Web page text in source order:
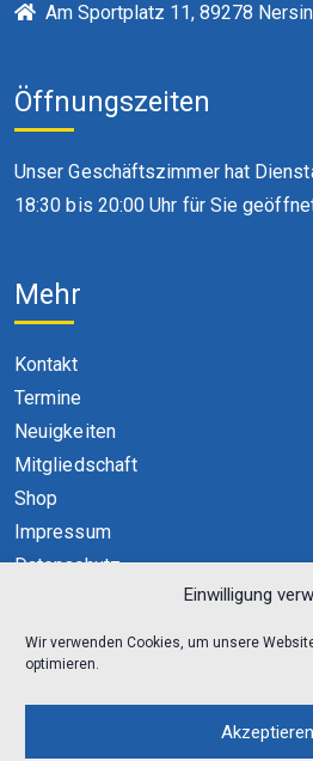
Einwilligung
Wir verwenden Cookies, um unsere
optimieren.
Akzeptieren
Am Sportplatz 11, 89278
Öffnungszeiten
Unser Geschäftszimmer hat
18:30 bis 20:00 Uhr für Sie
Mehr
Kontakt
Termine
Neuigkeiten
Mitgliedschaft
Shop
Impressum
Datenschutz
Cookie-Richtlinie (EU)